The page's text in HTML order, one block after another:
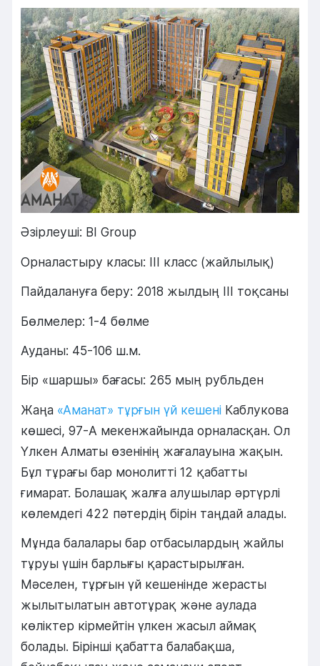
Әзірлеуші: BI Group
Орналастыру класы: III класс (жайлылық)
Пайдалануға беру: 2018 жылдың III тоқсаны
Бөлмелер: 1-4 бөлме
Ауданы: 45-106 ш.м.
Бір «шаршы» бағасы: 265 мың рубльден
Жаңа «Аманат» тұрғын үй кешені Каблукова
көшесі, 97-А мекенжайында орналасқан. Ол
Үлкен Алматы өзенінің жағалауына жақын.
Бұл тұрағы бар монолитті 12 қабатты
ғимарат. Болашақ жалға алушылар әртүрлі
көлемдегі 422 пәтердің бірін таңдай алады.
Мұнда балалары бар отбасылардың жайлы
тұруы үшін барлығы қарастырылған.
Мәселен, тұрғын үй кешенінде жерасты
жылытылатын автотұрақ және аулада
көліктер кірмейтін үлкен жасыл аймақ
болады. Бірінші қабатта балабақша,